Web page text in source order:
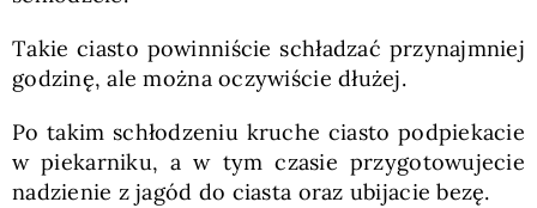
Takie ciasto powinniście schładzać przynajmniej
godzinę, ale można oczywiście dłużej.
Po takim schłodzeniu kruche ciasto podpiekacie
w piekarniku, a w tym czasie przygotowujecie
nadzienie z jagód do ciasta oraz ubijacie bezę.